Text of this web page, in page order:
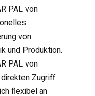
PAL von
von
und Produktion.
PAL von
Zugriff
flexibel an